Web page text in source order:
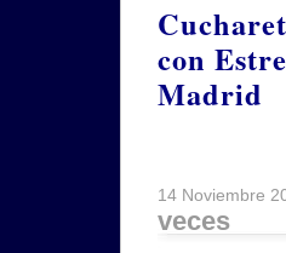
con
Madrid
14 Noviembre
veces